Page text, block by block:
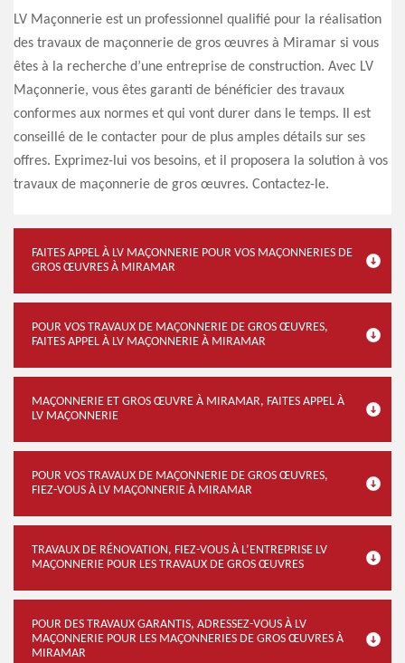
LV Maçonnerie est un professionnel qualifié pour la réalisation
des travaux de maçonnerie de gros œuvres à Miramar si vous
êtes à la recherche d’une entreprise de construction. Avec LV
Maçonnerie, vous êtes garanti de bénéficier des travaux
conformes aux normes et qui vont durer dans le temps. Il est
conseillé de le contacter pour de plus amples détails sur ses
offres. Exprimez-lui vos besoins, et il proposera la solution à vos
travaux de maçonnerie de gros œuvres. Contactez-le.
FAITES APPEL À LV MAÇONNERIE POUR VOS MAÇONNERIES DE
GROS ŒUVRES À MIRAMAR
POUR VOS TRAVAUX DE MAÇONNERIE DE GROS ŒUVRES,
FAITES APPEL À LV MAÇONNERIE À MIRAMAR
MAÇONNERIE ET GROS ŒUVRE À MIRAMAR, FAITES APPEL À
LV MAÇONNERIE
POUR VOS TRAVAUX DE MAÇONNERIE DE GROS ŒUVRES,
FIEZ-VOUS À LV MAÇONNERIE À MIRAMAR
TRAVAUX DE RÉNOVATION, FIEZ-VOUS À L’ENTREPRISE LV
MAÇONNERIE POUR LES TRAVAUX DE GROS ŒUVRES
POUR DES TRAVAUX GARANTIS, ADRESSEZ-VOUS À LV
MAÇONNERIE POUR LES MAÇONNERIES DE GROS ŒUVRES À
MIRAMAR